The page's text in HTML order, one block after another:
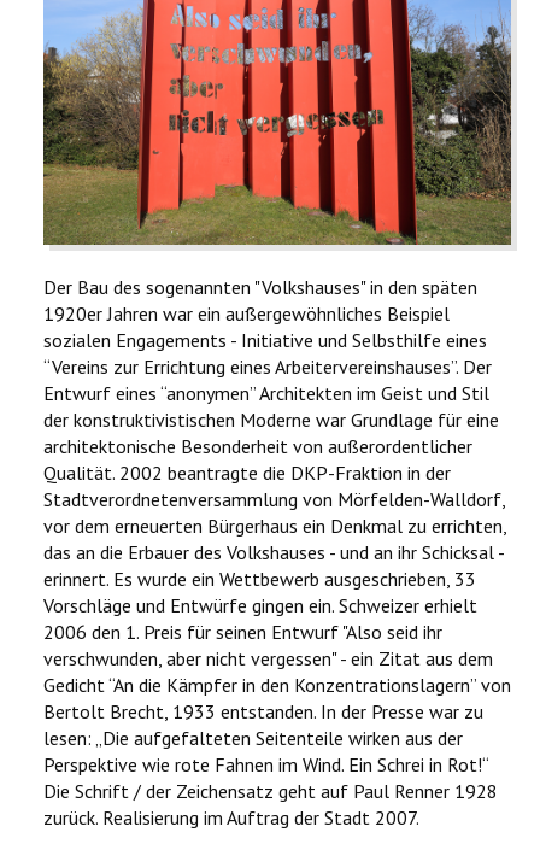
Der Bau des sogenannten "Volkshauses" in den späten
1920er Jahren war ein außergewöhnliches Beispiel
sozialen Engagements - Initiative und Selbsthilfe eines
“Vereins zur Errichtung eines Arbeitervereinshauses”. Der
Entwurf eines “anonymen” Architekten im Geist und Stil
der konstruktivistischen Moderne war Grundlage für eine
architektonische Besonderheit von außerordentlicher
Qualität. 2002 beantragte die DKP-Fraktion in der
Stadtverordnetenversammlung von Mörfelden-Walldorf,
vor dem erneuerten Bürgerhaus ein Denkmal zu errichten,
das an die Erbauer des Volkshauses - und an ihr Schicksal -
erinnert. Es wurde ein Wettbewerb ausgeschrieben, 33
Vorschläge und Entwürfe gingen ein. Schweizer erhielt
2006 den 1. Preis für seinen Entwurf "Also seid ihr
verschwunden, aber nicht vergessen" - ein Zitat aus dem
Gedicht “An die Kämpfer in den Konzentrationslagern” von
Bertolt Brecht, 1933 entstanden. In der Presse war zu
lesen: „Die aufgefalteten Seitenteile wirken aus der
Perspektive wie rote Fahnen im Wind. Ein Schrei in Rot!“
Die Schrift / der Zeichensatz geht auf Paul Renner 1928
zurück. Realisierung im Auftrag der Stadt 2007.